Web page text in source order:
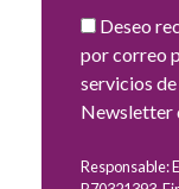
Deseo
por correo
servicios
Newsletter
Responsable: